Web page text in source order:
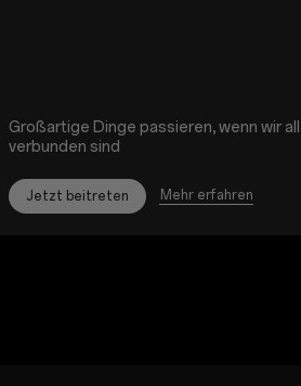
Großartige Dinge passieren, wenn wir
verbunden sind
Jetzt beitreten Mehr erfahren